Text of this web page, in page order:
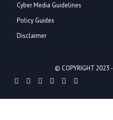
Cyber Media Guidelines
Policy Guides
Disclaimer
© COPYRIGHT 2023 -